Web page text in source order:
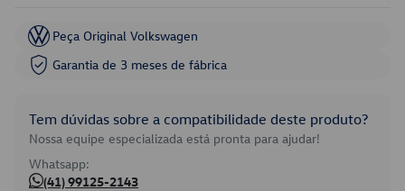
Peça Original Volkswagen
Garantia de 3 meses de fábrica
Tem dúvidas sobre a compatibilidade deste produto?
Nossa equipe especializada está pronta para ajudar!
Whatsapp:
(41) 99125-2143